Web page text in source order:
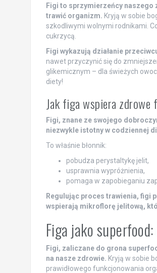
Figi to sprzymierzeńcy naszego
trawić organizm. Kryją w sobie
szkodliwymi wolnymi rodnikami.
cukrzycą.
Figi wykazują działanie
nawet przyczynić się do
glikemicznym – dla świeżych
diety!
Jak figa wspiera zdrowe
Figi, znane ze swojego
niezwykle istotny w codziennej
To właśnie błonnik:
pobudza perystaltykę jelit,
usprawnia wypróżnienia,
pomaga w zapobieganiu
Regulując proces trawienia, figi
wspierają mikroflorę jelitową,
Figa jako
Figi, zaliczane do grona
na nasze zdrowie. Kryją w sobie
prawidłowego funkcjonowania